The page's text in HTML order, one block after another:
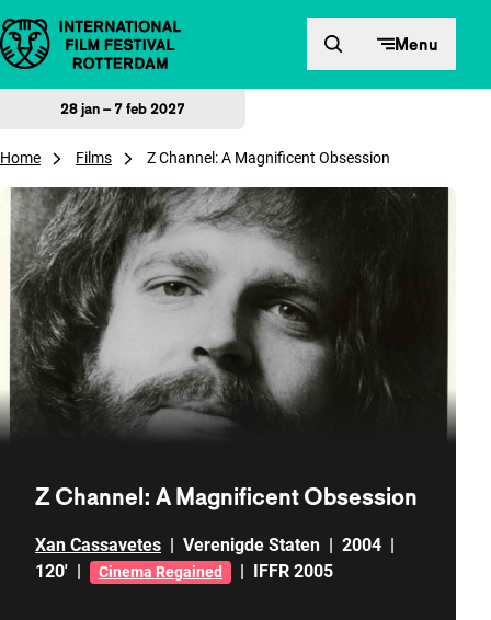
Direct naar inhoud Menu
28 jan – 7 feb 2027
Home Films Z Channel: A Magnificent Obsession
Z Channel: A Magnificent Obsession
Xan Cassavetes | Verenigde Staten | 2004 |
120' | Cinema Regained | IFFR 2005